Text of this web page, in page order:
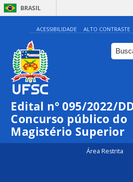
BRASIL
ACESSIBILIDADE ALTO CONTRASTE
Edital nº 095/2022/
Concurso público do
Magistério Superior
Área Restrita